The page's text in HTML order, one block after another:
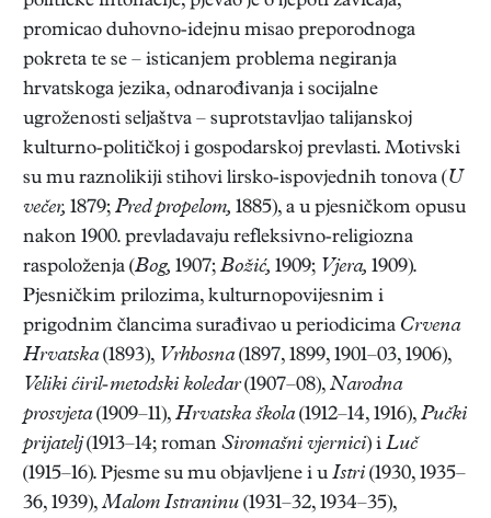
promicao duhovno-idejnu misao preporodnoga
pokreta te se – isticanjem problema negiranja
hrvatskoga jezika, odnarođivanja i socijalne
ugroženosti seljaštva – suprotstavljao talijanskoj
kulturno-političkoj i gospodarskoj prevlasti. Motivski
su mu raznolikiji stihovi lirsko-ispovjednih tonova (U
večer, 1879; Pred propelom, 1885), a u pjesničkom opusu
nakon 1900. prevladavaju refleksivno-religiozna
raspoloženja (Bog, 1907; Božić, 1909; Vjera, 1909).
Pjesničkim prilozima, kulturnopovijesnim i
prigodnim člancima surađivao u periodicima Crvena
Hrvatska(1893), Vrhbosna(1897, 1899, 1901–03, 1906),
Veliki ćiril-metodski koledar(1907–08), Narodna
prosvjeta(1909–11), Hrvatska škola(1912–14, 1916), Pučki
prijatelj(1913–14; roman Siromašni vjernici) i Luč
(1915–16). Pjesme su mu objavljene i u Istri (1930, 1935–
36, 1939),Malom Istraninu (1931–32, 1934–35),